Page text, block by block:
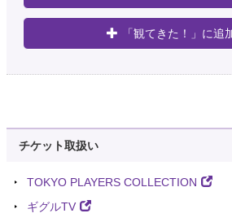
「観てきた！」に追
チケット取扱い
TOKYO PLAYERS COLLECTION
ギグルTV